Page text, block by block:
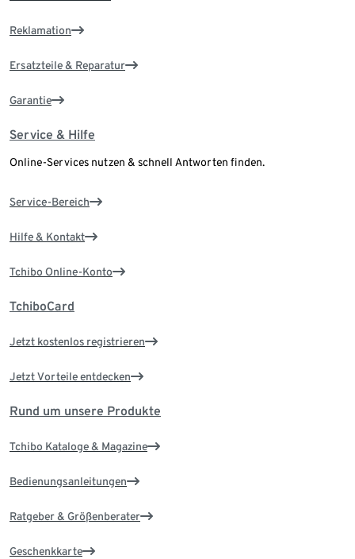
Reklamation
Ersatzteile & Reparatur
Garantie
Service & Hilfe
Online-Services nutzen & schnell Antworten finden.
Service-Bereich
Hilfe & Kontakt
Tchibo Online-Konto
TchiboCard
Jetzt kostenlos registrieren
Jetzt Vorteile entdecken
Rund um unsere Produkte
Tchibo Kataloge & Magazine
Bedienungsanleitungen
Ratgeber & Größenberater
Geschenkkarte